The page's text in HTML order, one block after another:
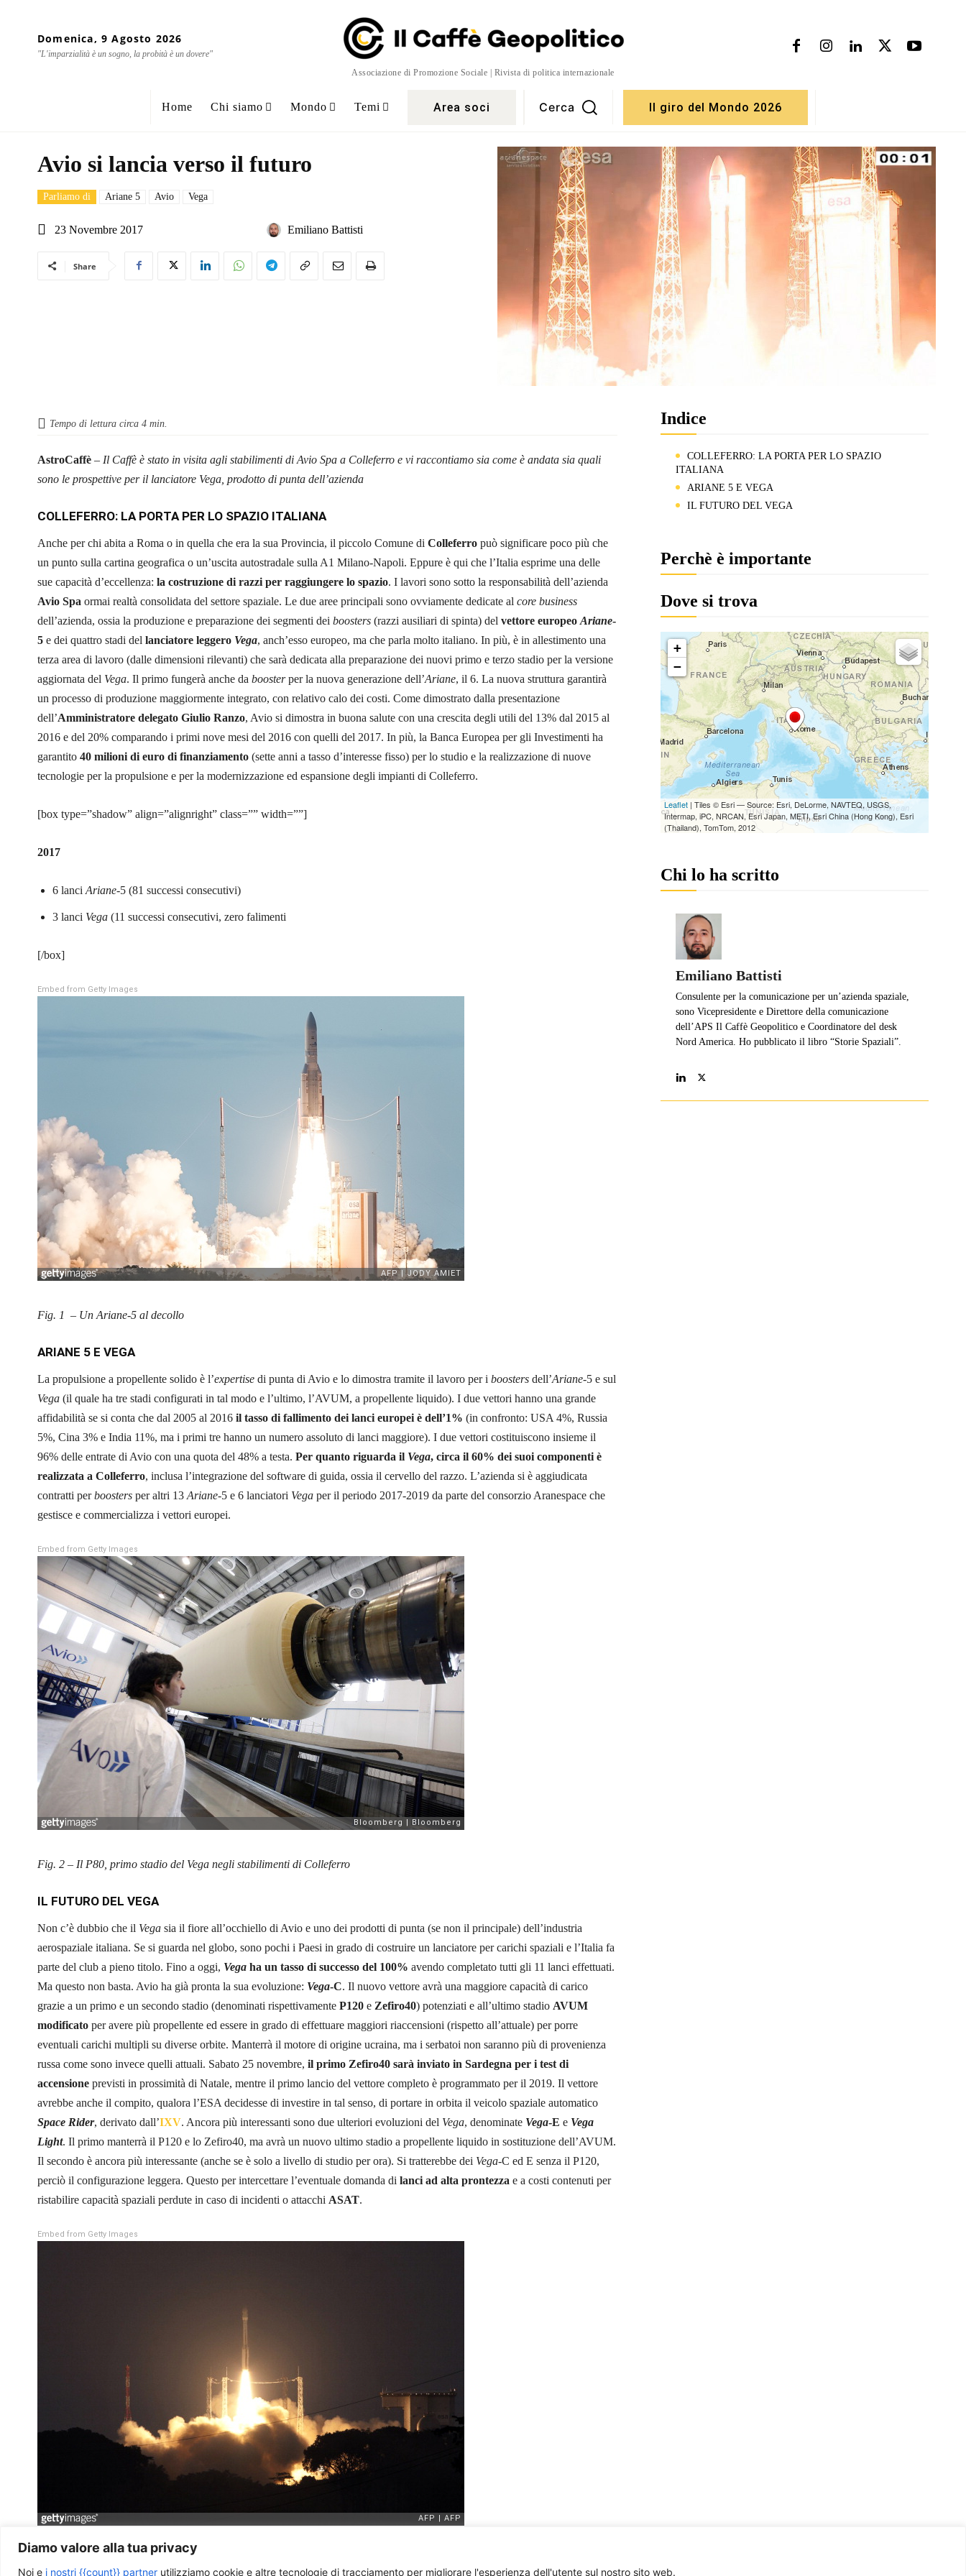
Diamo valore alla tua privacy
Noi e i nostri {{count}} partner utilizziamo cookie e altre tecnologie di tracciamento per migliorare l'esperienza dell'utente sul nostro sito web.
Domenica, 9 Agosto 2026
"L'imparzialità è un sogno, la probità è un dovere"
Associazione di Promozione Sociale | Rivista di politica internazionale
Home Chi siamo Mondo Temi Area soci Cerca Il giro del Mondo 2026
Avio si lancia verso il futuro
Parliamo di Ariane 5 Avio Vega
23 Novembre 2017 Emiliano Battisti
Share
Tempo di lettura circa 4 min.
AstroCaffè – Il Caffè è stato in visita agli stabilimenti di Avio Spa a Colleferro e vi raccontiamo sia come è andata sia quali
sono le prospettive per il lanciatore Vega, prodotto di punta dell’azienda
COLLEFERRO: LA PORTA PER LO SPAZIO ITALIANA
Anche per chi abita a Roma o in quella che era la sua Provincia, il piccolo Comune di Colleferro può significare poco più che
un punto sulla cartina geografica o un’uscita autostradale sulla A1 Milano-Napoli. Eppure è qui che l’Italia esprime una delle
sue capacità d’eccellenza: la costruzione di razzi per raggiungere lo spazio. I lavori sono sotto la responsabilità dell’azienda
Avio Spa ormai realtà consolidata del settore spaziale. Le due aree principali sono ovviamente dedicate al core business
dell’azienda, ossia la produzione e preparazione dei segmenti dei boosters (razzi ausiliari di spinta) del vettore europeo Ariane-
5 e dei quattro stadi del lanciatore leggero Vega, anch’esso europeo, ma che parla molto italiano. In più, è in allestimento una
terza area di lavoro (dalle dimensioni rilevanti) che sarà dedicata alla preparazione dei nuovi primo e terzo stadio per la versione
aggiornata del Vega. Il primo fungerà anche da boosterper la nuova generazione dell’Ariane, il 6. La nuova struttura garantirà
un processo di produzione maggiormente integrato, con relativo calo dei costi. Come dimostrato dalla presentazione
dell’Amministratore delegato Giulio Ranzo, Avio si dimostra in buona salute con una crescita degli utili del 13% dal 2015 al
2016 e del 20% comparando i primi nove mesi del 2016 con quelli del 2017. In più, la Banca Europea per gli Investimenti ha
garantito 40 milioni di euro di finanziamento (sette anni a tasso d’interesse fisso) per lo studio e la realizzazione di nuove
tecnologie per la propulsione e per la modernizzazione ed espansione degli impianti di Colleferro.
[box type=”shadow” align=”alignright” class=”” width=””]
2017
6 lanci Ariane-5 (81 successi consecutivi)
3 lanci Vega (11 successi consecutivi, zero falimenti
[/box]
Embed from Getty Images
Fig. 1 – Un Ariane-5 al decollo
ARIANE 5 E VEGA
La propulsione a propellente solido è l’expertise di punta di Avio e lo dimostra tramite il lavoro per i boosters dell’Ariane-5 e sul
Vega (il quale ha tre stadi configurati in tal modo e l’ultimo, l’AVUM, a propellente liquido). I due vettori hanno una grande
affidabilità se si conta che dal 2005 al 2016 il tasso di fallimento dei lanci europei è dell’1% (in confronto: USA 4%, Russia
5%, Cina 3% e India 11%, ma i primi tre hanno un numero assoluto di lanci maggiore). I due vettori costituiscono insieme il
96% delle entrate di Avio con una quota del 48% a testa. Per quanto riguarda il Vega, circa il 60% dei suoi componenti è
realizzata a Colleferro, inclusa l’integrazione del software di guida, ossia il cervello del razzo. L’azienda si è aggiudicata
contratti perboosters per altri 13 Ariane-5 e 6 lanciatori Vega per il periodo 2017-2019 da parte del consorzio Aranespace che
gestisce e commercializza i vettori europei.
Embed from Getty Images
Fig. 2 – Il P80, primo stadio del Vega negli stabilimenti di Colleferro
IL FUTURO DEL VEGA
Non c’è dubbio che il Vega sia il fiore all’occhiello di Avio e uno dei prodotti di punta (se non il principale) dell’industria
aerospaziale italiana. Se si guarda nel globo, sono pochi i Paesi in grado di costruire un lanciatore per carichi spaziali e l’Italia fa
parte del club a pieno titolo. Fino a oggi, Vega ha un tasso di successo del 100% avendo completato tutti gli 11 lanci effettuati.
Ma questo non basta. Avio ha già pronta la sua evoluzione: Vega-C. Il nuovo vettore avrà una maggiore capacità di carico
grazie a un primo e un secondo stadio (denominati rispettivamente P120 e Zefiro40) potenziati e all’ultimo stadio AVUM
modificato per avere più propellente ed essere in grado di effettuare maggiori riaccensioni (rispetto all’attuale) per porre
eventuali carichi multipli su diverse orbite. Manterrà il motore di origine ucraina, ma i serbatoi non saranno più di provenienza
russa come sono invece quelli attuali. Sabato 25 novembre, il primo Zefiro40 sarà inviato in Sardegna per i test di
accensione previsti in prossimità di Natale, mentre il primo lancio del vettore completo è programmato per il 2019. Il vettore
avrebbe anche il compito, qualora l’ESA decidesse di investire in tal senso, di portare in orbita il veicolo spaziale automatico
Space Rider, derivato dall’IXV. Ancora più interessanti sono due ulteriori evoluzioni del Vega, denominate Vega-E e Vega
Light. Il primo manterrà il P120 e lo Zefiro40, ma avrà un nuovo ultimo stadio a propellente liquido in sostituzione dell’AVUM.
Il secondo è ancora più interessante (anche se è solo a livello di studio per ora). Si tratterebbe dei Vega-C ed E senza il P120,
perciò il configurazione leggera. Questo per intercettare l’eventuale domanda di lanci ad alta prontezza e a costi contenuti per
ristabilire capacità spaziali perdute in caso di incidenti o attacchi ASAT.
Embed from Getty Images
Indice
COLLEFERRO: LA PORTA PER LO SPAZIO
ITALIANA
ARIANE 5 E VEGA
IL FUTURO DEL VEGA
Perchè è importante
Dove si trova
Chi lo ha scritto
Emiliano Battisti
Consulente per la comunicazione per un’azienda spaziale,
sono Vicepresidente e Direttore della comunicazione
dell’APS Il Caffè Geopolitico e Coordinatore del desk
Nord America. Ho pubblicato il libro “Storie Spaziali”.